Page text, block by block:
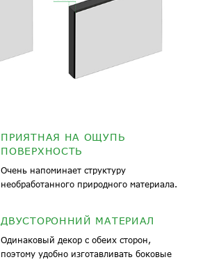
ПРИЯТНАЯ НА ОЩУПЬ
ПОВЕРХНОСТЬ
Очень напоминает структуру
необработанного природного материала.
ДВУСТОРОННИЙ МАТЕРИАЛ
Одинаковый декор с обеих сторон,
поэтому удобно изготавливать боковые